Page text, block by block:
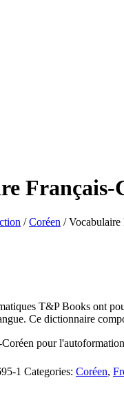
Français-
/Coréen / Vocabulaire
T&P Books ont
Ce dictionnaire
pour
1 Categories: Coréen,